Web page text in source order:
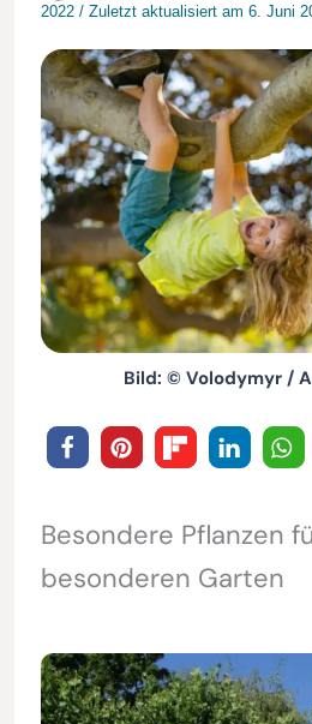
2022 / Zuletzt aktualisiert am 6. Juni
Bild: © Volodymyr /
Besondere Pflanzen
besonderen Garten